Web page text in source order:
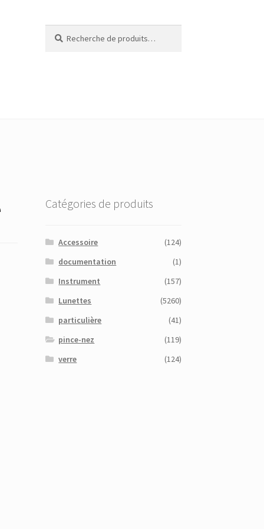
pour :
Catégories de produits
Accessoire
(124)
documentation
(1)
Instrument
(157)
Lunettes
(5260)
particulière
(41)
pince-nez
(119)
verre
(124)